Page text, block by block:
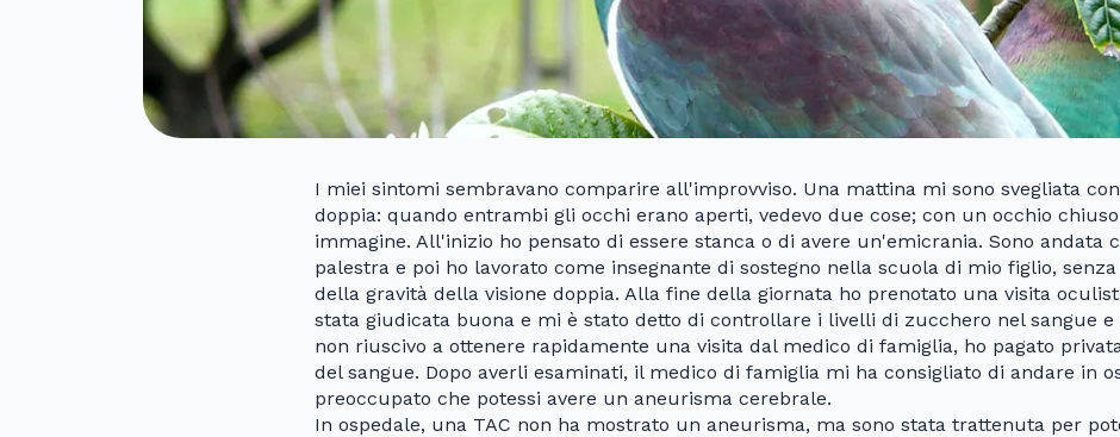
I miei sintomi sembravano comparire all'improvviso. Una mattina mi sono svegliata
doppia: quando entrambi gli occhi erano aperti, vedevo due cose; con un occhio
immagine. All'inizio ho pensato di essere stanca o di avere un'emicrania. Sono andata
palestra e poi ho lavorato come insegnante di sostegno nella scuola di mio figlio,
della gravità della visione doppia. Alla fine della giornata ho prenotato una visita
stata giudicata buona e mi è stato detto di controllare i livelli di zucchero nel sangue e
non riuscivo a ottenere rapidamente una visita dal medico di famiglia, ho pagato
del sangue. Dopo averli esaminati, il medico di famiglia mi ha consigliato di andare in
preoccupato che potessi avere un aneurisma cerebrale.
In ospedale, una TAC non ha mostrato un aneurisma, ma sono stata trattenuta per